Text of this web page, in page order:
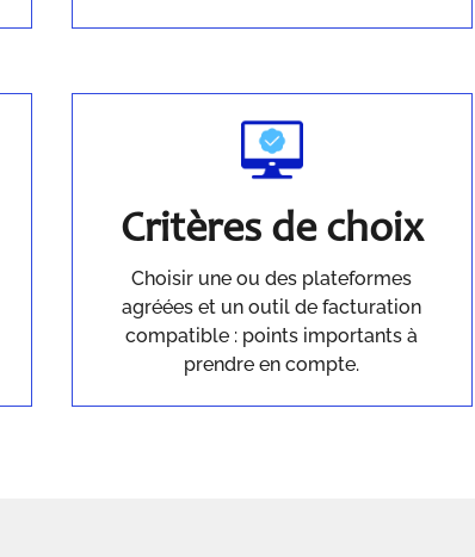
Critères de choix
Choisir une ou des plateformes
agréées et un outil de facturation
compatible : points importants à
prendre en compte.